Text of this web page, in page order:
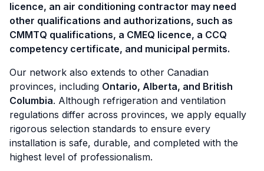
licence, an air conditioning contractor may need
other qualifications and authorizations, such as
CMMTQ qualifications, a CMEQ licence, a CCQ
competency certificate, and municipal permits.
Our network also extends to other Canadian
provinces, including Ontario, Alberta, and British
Columbia. Although refrigeration and ventilation
regulations differ across provinces, we apply equally
rigorous selection standards to ensure every
installation is safe, durable, and completed with the
highest level of professionalism.